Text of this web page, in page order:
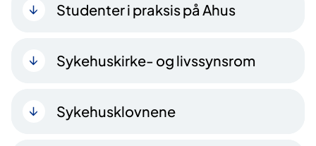
Studenter i praksis på Ahus
Sykehuskirke- og livssynsrom
Sykehusklovnene